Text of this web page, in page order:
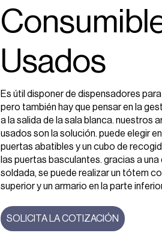
Usados
Es útil disponer de dispensadores
pero también hay que pensar en la
a la salida de la sala blanca. nuestros
usados son la solución. puede elegir
puertas abatibles y un cubo de
las puertas basculantes. gracias a
soldada, se puede realizar un tótem
superior y un armario en la parte
SOLICITA LA COTIZACIÓN